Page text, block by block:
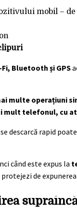
mobil –
Fi, Bluetooth și GPS
multe operațiuni
mult telefonul, cu
descarcă rapid
când este expus la
de